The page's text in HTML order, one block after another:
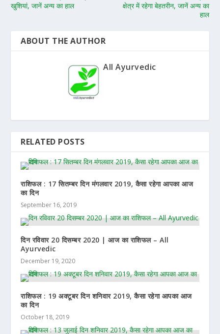
खुशियां, जानें अन्य का हाल
क्षेत्र में रहेगा बेहतरीन, जानें अन्य का
हाल
ABOUT THE AUTHOR
All Ayurvedic
RELATED POSTS
राशिफल : 17 सितम्बर दिन मंगलवार 2019, कैसा रहेगा आपका आज
का दिन
September 16, 2019
दिन रविवार 20 दिसम्बर 2020 | आज का राशिफल – All
Ayurvedic
December 19, 2020
राशिफल : 19 अक्टूबर दिन शनिवार 2019, कैसा रहेगा आपका आज
का दिन
October 18, 2019